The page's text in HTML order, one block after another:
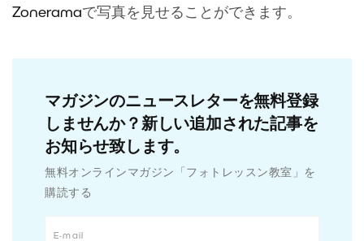
Zoneramaで写真を見せることができます。
マガジンのニュースレターを無料登録
しませんか？新しい追加された記事を
お知らせ致します。
無料オンラインマガジン「フォトレッスン教室」を
購読する